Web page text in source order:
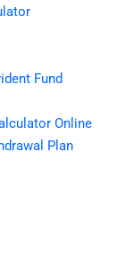
Fund
Online
Plan